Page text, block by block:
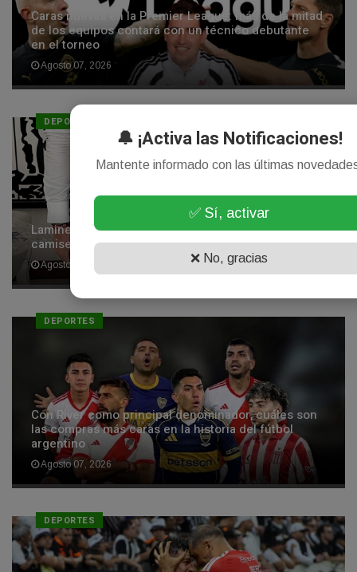
Caras nuevas en la Premier League: más de la mitad
de los equipos contará con un técnico debutante
en el torneo
Agosto 07, 2026
DEPORTES
Lamine Yamal revolucionó Colombia: posó con la
camiseta y cantó una canción viral con los hinchas
Agosto 07, 2026
DEPORTES
Con River como principal denominador, cuáles son
las compras más caras en la historia del fútbol
argentino
Agosto 07, 2026
DEPORTES
🔔 ¡Activa las Notificaciones!
Mantente informado con las últimas
✅ Sí, activar
❌ No, gracias